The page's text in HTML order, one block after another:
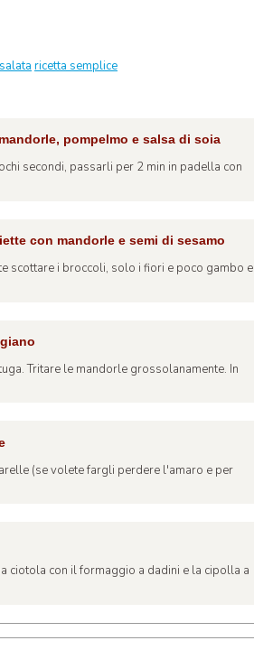
ricetta semplice
pompelmo e salsa di soia
secondi, passarli per 2 min in padella con
con mandorle e semi di sesamo
scottare i broccoli, solo i fiori e poco gambo e
Tritare le mandorle grossolanamente. In
(se volete fargli perdere l'amaro e per
ciotola con il formaggio a dadini e la cipolla a